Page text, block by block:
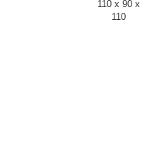
110 x 90 x
110